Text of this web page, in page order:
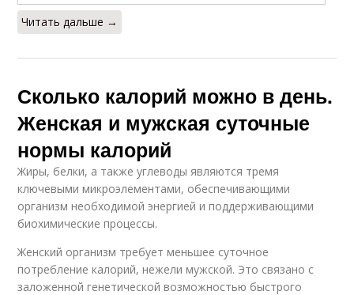
Читать дальше →
Сколько калорий можно в день.
Женская и мужская суточные
нормы калорий
Жиры, белки, а также углеводы являются тремя
ключевыми микроэлементами, обеспечивающими
организм необходимой энергией и поддерживающими
биохимические процессы.
Женский организм требует меньшее суточное
потребление калорий, нежели мужской. Это связано с
заложенной генетической возможностью быстрого